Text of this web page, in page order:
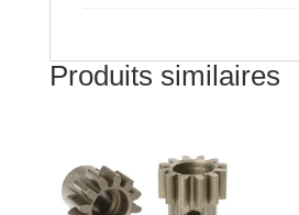
Produits similaires